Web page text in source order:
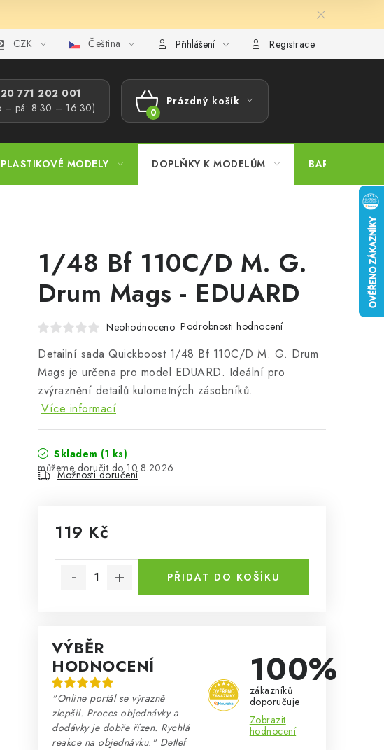
osobních údajů Reklamační řád Velkoobchod (B2B) Převodník
CZK Čeština Přihlášení Registrace
771 202 001​
– pá: 8:30 – 16:30)
NÁKUPNÍ
Prázdný košík
PLASTIKOVÉ MODELY DOPLŇKY K MODELŮM BARVY A
1/48 Bf 110C/D M. G.
Drum Mags - EDUARD
Neohodnoceno Podrobnosti hodnocení
Detailní sada Quickboost 1/48 Bf 110C/D M. G. Drum
Mags je určena pro model EDUARD. Ideální pro
zvýraznění detailů kulometných zásobníků.
Více informací
Skladem (1 ks)
10.8.2026
Možnosti doručení
119 Kč
PŘIDAT DO KOŠÍKU
VÝBĚR
HODNOCENÍ
"Online portál se výrazně
zlepšil. Proces objednávky a
dodávky je dobře řízen. Rychlá
reakce na objednávku." Detlef
100%
zákazníků
doporučuje
Zobrazit
hodnocení